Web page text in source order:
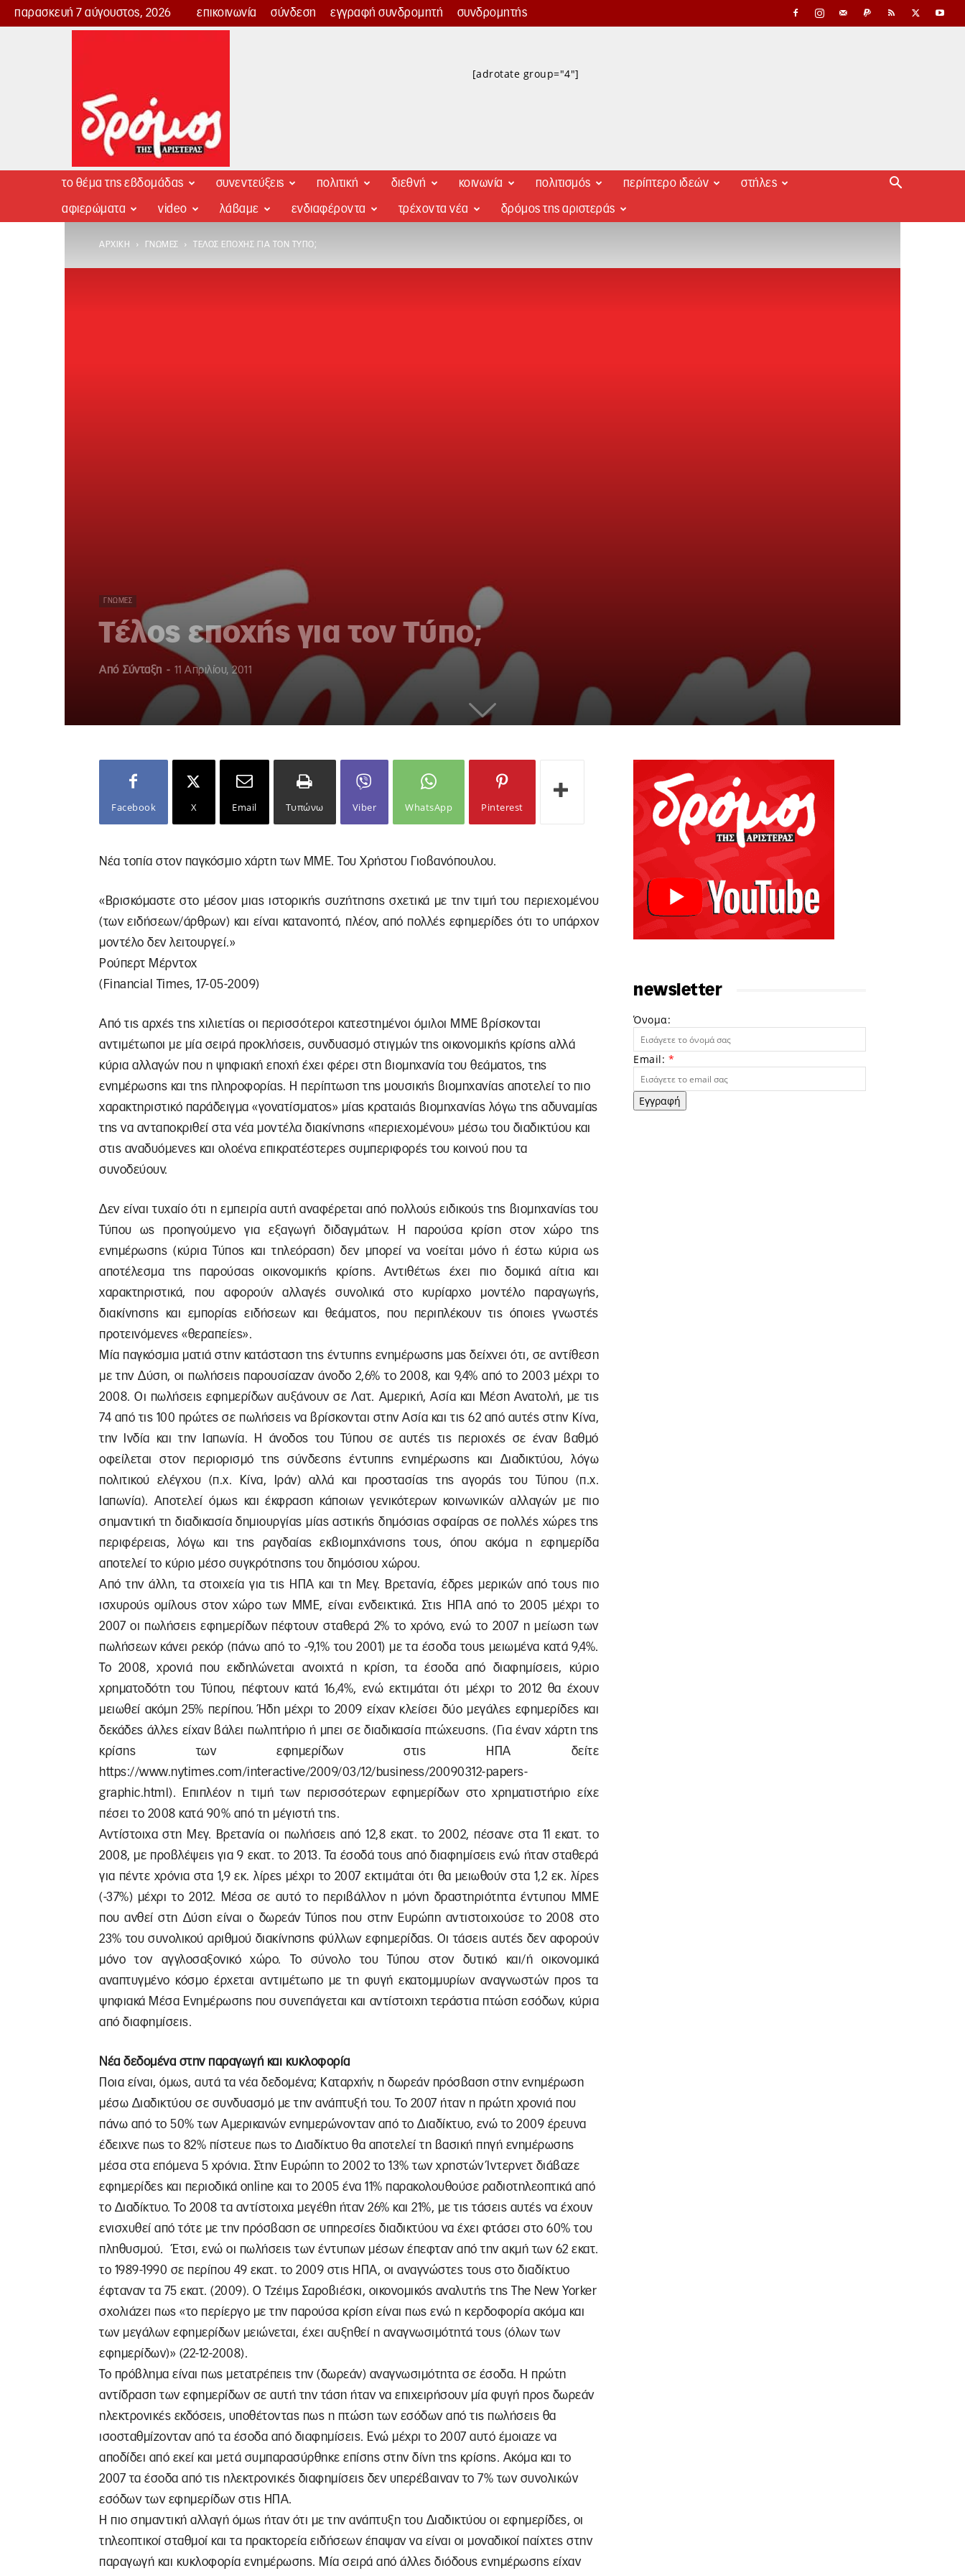
παρασκευή 7 αύγουστος, 2026 επικοινωνία σύνδεση εγγραφή συνδρομητή συνδρομητής
Δρόμος
[adrotate group="4"]
το θέμα της εβδομάδας συνεντεύξεις πολιτική διεθνή κοινωνία πολιτισμός περίπτερο ιδεών στήλες
αφιερώματα video λάβαμε ενδιαφέροντα τρέχοντα νέα δρόμος της αριστεράς
ΑΡΧΙΚΉ ΓΝΏΜΕΣ ΤΈΛΟΣ ΕΠΟΧΉΣ ΓΙΑ ΤΟΝ ΤΎΠΟ;
ΓΝΏΜΕΣ
Τέλος εποχής για τον Τύπο;
Από Σύνταξη - 11 Απριλίου, 2011
Facebook X Email Τυπώνω Viber WhatsApp Pinterest
Νέα τοπία στον παγκόσμιο χάρτη των ΜΜΕ. Του Χρήστου Γιοβανόπουλου.
«Βρισκόμαστε στο μέσον μιας ιστορικής συζήτησης σχετικά με την τιμή του περιεχομένου
(των ειδήσεων/άρθρων) και είναι κατανοητό, πλέον, από πολλές εφημερίδες ότι το υπάρχον
μοντέλο δεν λειτουργεί.»
Ρούπερτ Μέρντοχ
(Financial Times, 17-05-2009)
Από τις αρχές της χιλιετίας οι περισσότεροι κατεστημένοι όμιλοι ΜΜΕ βρίσκονται
αντιμέτωποι με μία σειρά προκλήσεις, συνδυασμό στιγμών της οικονομικής κρίσης αλλά
κύρια αλλαγών που η ψηφιακή εποχή έχει φέρει στη βιομηχανία του θεάματος, της
ενημέρωσης και της πληροφορίας. Η περίπτωση της μουσικής βιομηχανίας αποτελεί το πιο
χαρακτηριστικό παράδειγμα «γονατίσματος» μίας κραταιάς βιομηχανίας λόγω της αδυναμίας
της να ανταποκριθεί στα νέα μοντέλα διακίνησης «περιεχομένου» μέσω του διαδικτύου και
στις αναδυόμενες και ολοένα επικρατέστερες συμπεριφορές του κοινού που τα
συνοδεύουν.
Δεν είναι τυχαίο ότι η εμπειρία αυτή αναφέρεται από πολλούς ειδικούς της βιομηχανίας του
Τύπου ως προηγούμενο για εξαγωγή διδαγμάτων. Η παρούσα κρίση στον χώρο της
ενημέρωσης (κύρια Τύπος και τηλεόραση) δεν μπορεί να νοείται μόνο ή έστω κύρια ως
αποτέλεσμα της παρούσας οικονομικής κρίσης. Αντιθέτως έχει πιο δομικά αίτια και
χαρακτηριστικά, που αφορούν αλλαγές συνολικά στο κυρίαρχο μοντέλο παραγωγής,
διακίνησης και εμπορίας ειδήσεων και θεάματος, που περιπλέκουν τις όποιες γνωστές
προτεινόμενες «θεραπείες».
Μία παγκόσμια ματιά στην κατάσταση της έντυπης ενημέρωσης μας δείχνει ότι, σε αντίθεση
με την Δύση, οι πωλήσεις παρουσίαζαν άνοδο 2,6% το 2008, και 9,4% από το 2003 μέχρι το
2008. Οι πωλήσεις εφημερίδων αυξάνουν σε Λατ. Αμερική, Ασία και Μέση Ανατολή, με τις
74 από τις 100 πρώτες σε πωλήσεις να βρίσκονται στην Ασία και τις 62 από αυτές στην Κίνα,
την Ινδία και την Ιαπωνία. Η άνοδος του Τύπου σε αυτές τις περιοχές σε έναν βαθμό
οφείλεται στον περιορισμό της σύνδεσης έντυπης ενημέρωσης και Διαδικτύου, λόγω
πολιτικού ελέγχου (π.χ. Κίνα, Ιράν) αλλά και προστασίας της αγοράς του Τύπου (π.χ.
Ιαπωνία). Αποτελεί όμως και έκφραση κάποιων γενικότερων κοινωνικών αλλαγών με πιο
σημαντική τη διαδικασία δημιουργίας μίας αστικής δημόσιας σφαίρας σε πολλές χώρες της
περιφέρειας, λόγω και της ραγδαίας εκβιομηχάνισης τους, όπου ακόμα η εφημερίδα
αποτελεί το κύριο μέσο συγκρότησης του δημόσιου χώρου.
Από την άλλη, τα στοιχεία για τις ΗΠΑ και τη Μεγ. Βρετανία, έδρες μερικών από τους πιο
ισχυρούς ομίλους στον χώρο των ΜΜΕ, είναι ενδεικτικά. Στις ΗΠΑ από το 2005 μέχρι το
2007 οι πωλήσεις εφημερίδων πέφτουν σταθερά 2% το χρόνο, ενώ το 2007 η μείωση των
πωλήσεων κάνει ρεκόρ (πάνω από το -9,1% του 2001) με τα έσοδα τους μειωμένα κατά 9,4%.
Το 2008, χρονιά που εκδηλώνεται ανοιχτά η κρίση, τα έσοδα από διαφημίσεις, κύριο
χρηματοδότη του Τύπου, πέφτουν κατά 16,4%, ενώ εκτιμάται ότι μέχρι το 2012 θα έχουν
μειωθεί ακόμη 25% περίπου. Ήδη μέχρι το 2009 είχαν κλείσει δύο μεγάλες εφημερίδες και
δεκάδες άλλες είχαν βάλει πωλητήριο ή μπει σε διαδικασία πτώχευσης. (Για έναν χάρτη της
κρίσης των εφημερίδων στις ΗΠΑ δείτε
https://www.nytimes.com/interactive/2009/03/12/business/20090312-papers-
graphic.html). Επιπλέον η τιμή των περισσότερων εφημερίδων στο χρηματιστήριο είχε
πέσει το 2008 κατά 90% από τη μέγιστή της.
Αντίστοιχα στη Μεγ. Βρετανία οι πωλήσεις από 12,8 εκατ. το 2002, πέσανε στα 11 εκατ. το
2008, με προβλέψεις για 9 εκατ. το 2013. Τα έσοδά τους από διαφημίσεις ενώ ήταν σταθερά
για πέντε χρόνια στα 1,9 εκ. λίρες μέχρι το 2007 εκτιμάται ότι θα μειωθούν στα 1,2 εκ. λίρες
(-37%) μέχρι το 2012. Μέσα σε αυτό το περιβάλλον η μόνη δραστηριότητα έντυπου ΜΜΕ
που ανθεί στη Δύση είναι ο δωρεάν Τύπος που στην Ευρώπη αντιστοιχούσε το 2008 στο
23% του συνολικού αριθμού διακίνησης φύλλων εφημερίδας. Οι τάσεις αυτές δεν αφορούν
μόνο τον αγγλοσαξονικό χώρο. Το σύνολο του Τύπου στον δυτικό και/ή οικονομικά
αναπτυγμένο κόσμο έρχεται αντιμέτωπο με τη φυγή εκατομμυρίων αναγνωστών προς τα
ψηφιακά Μέσα Ενημέρωσης που συνεπάγεται και αντίστοιχη τεράστια πτώση εσόδων, κύρια
από διαφημίσεις.
Νέα δεδομένα στην παραγωγή και κυκλοφορία
Ποια είναι, όμως, αυτά τα νέα δεδομένα; Καταρχήν, η δωρεάν πρόσβαση στην ενημέρωση
μέσω Διαδικτύου σε συνδυασμό με την ανάπτυξή του. Το 2007 ήταν η πρώτη χρονιά που
πάνω από το 50% των Αμερικανών ενημερώνονταν από το Διαδίκτυο, ενώ το 2009 έρευνα
έδειχνε πως το 82% πίστευε πως το Διαδίκτυο θα αποτελεί τη βασική πηγή ενημέρωσης
μέσα στα επόμενα 5 χρόνια. Στην Ευρώπη το 2002 το 13% των χρηστών Ίντερνετ διάβαζε
εφημερίδες και περιοδικά online και το 2005 ένα 11% παρακολουθούσε ραδιοτηλεοπτικά από
το Διαδίκτυο. Το 2008 τα αντίστοιχα μεγέθη ήταν 26% και 21%, με τις τάσεις αυτές να έχουν
ενισχυθεί από τότε με την πρόσβαση σε υπηρεσίες διαδικτύου να έχει φτάσει στο 60% του
πληθυσμού. Έτσι, ενώ οι πωλήσεις των έντυπων μέσων έπεφταν από την ακμή των 62 εκατ.
το 1989-1990 σε περίπου 49 εκατ. το 2009 στις ΗΠΑ, οι αναγνώστες τους στο διαδίκτυο
έφταναν τα 75 εκατ. (2009). Ο Τζέιμς Σαροβιέσκι, οικονομικός αναλυτής της The New Yorker
σχολιάζει πως «το περίεργο με την παρούσα κρίση είναι πως ενώ η κερδοφορία ακόμα και
των μεγάλων εφημερίδων μειώνεται, έχει αυξηθεί η αναγνωσιμότητά τους (όλων των
εφημερίδων)» (22-12-2008).
Το πρόβλημα είναι πως μετατρέπεις την (δωρεάν) αναγνωσιμότητα σε έσοδα. Η πρώτη
αντίδραση των εφημερίδων σε αυτή την τάση ήταν να επιχειρήσουν μία φυγή προς δωρεάν
ηλεκτρονικές εκδόσεις, υποθέτοντας πως η πτώση των εσόδων από τις πωλήσεις θα
ισοσταθμίζονταν από τα έσοδα από διαφημίσεις. Ενώ μέχρι το 2007 αυτό έμοιαζε να
αποδίδει από εκεί και μετά συμπαρασύρθηκε επίσης στην δίνη της κρίσης. Ακόμα και το
2007 τα έσοδα από τις ηλεκτρονικές διαφημίσεις δεν υπερέβαιναν το 7% των συνολικών
εσόδων των εφημερίδων στις ΗΠΑ.
Η πιο σημαντική αλλαγή όμως ήταν ότι με την ανάπτυξη του Διαδικτύου οι εφημερίδες, οι
τηλεοπτικοί σταθμοί και τα πρακτορεία ειδήσεων έπαψαν να είναι οι μοναδικοί παίχτες στην
παραγωγή και κυκλοφορία ενημέρωσης. Μία σειρά από άλλες διόδους ενημέρωσης είχαν
newsletter
Όνομα:
Email: *
Εγγραφή